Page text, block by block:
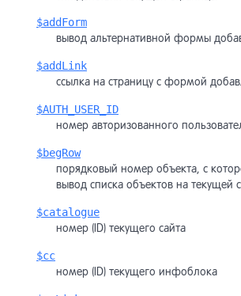
$addForm
вывод альтернативной формы
$addLink
ссылка на страницу с формой
$AUTH_USER_ID
номер авторизованного
$begRow
порядковый номер объекта, с
вывод списка объектов на текущей
$catalogue
номер (ID) текущего сайта
$cc
номер (ID) текущего инфоблока